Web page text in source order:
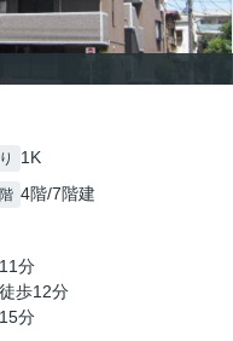
1K
4階/7階建
分
歩12分
分